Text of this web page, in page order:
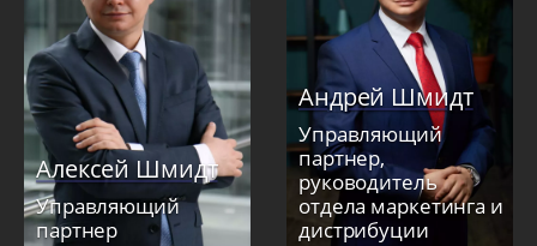
Алексей Шмидт
Управляющий
партнер
Андрей Шмидт
Управляющий
партнер,
руководитель
отдела маркетинга и
дистрибуции